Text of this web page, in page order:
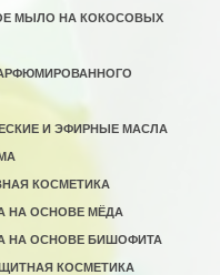
МЫЛО НА КОКОСОВЫХ
И ЭФИРНЫЕ МАСЛА
КОСМЕТИКА
НА ОСНОВЕ МЁДА
НА ОСНОВЕ БИШОФИТА
КОСМЕТИКА